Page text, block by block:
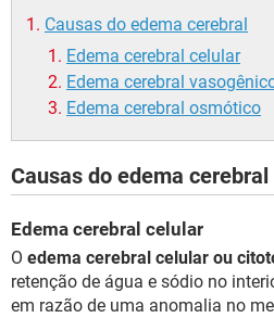
Causas do edema cerebral
Edema cerebral celular
Edema cerebral
Edema cerebral osmótico
Causas do edema cerebral
Edema cerebral celular
O edema cerebral celular ou
retenção de água e sódio no
em razão de uma anomalia no